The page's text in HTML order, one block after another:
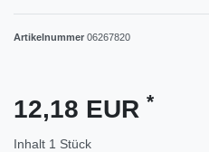
Artikelnummer 06267820
12,18 EUR *
Inhalt 1 Stück